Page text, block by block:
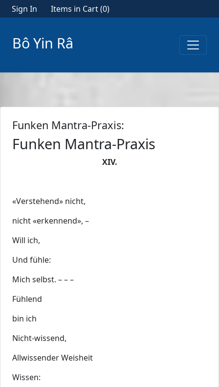
Sign In Items in Cart (0)
Bô Yin Râ
Funken Mantra-Praxis:
Funken Mantra-Praxis
XIV.
«Verstehend» nicht,
nicht «erkennend», –
Will ich,
Und fühle:
Mich selbst. – – –
Fühlend
bin ich
Nicht-wissend,
Allwissender Weisheit
Wissen: